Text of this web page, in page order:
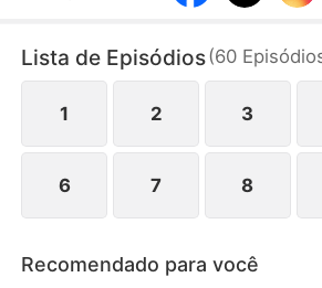
conspirações e salvar o império.
Imperador, mas o recusa. Quando
trono, Tatiana deixa o palácio
Lista de Episódios(60
1 2 3
6 7 8
Recomendado para você